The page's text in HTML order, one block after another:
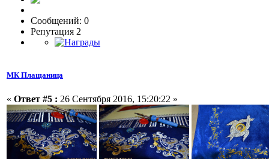
Сообщений: 0
Репутация 2
МК Плащаница
« Ответ #5 : 26 Сентября 2016, 15:20:22 »